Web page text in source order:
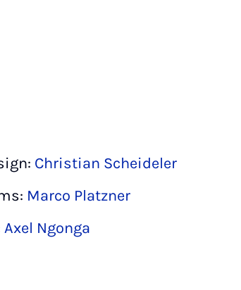
Christian Scheideler
Marco Platzner
Axel Ngonga